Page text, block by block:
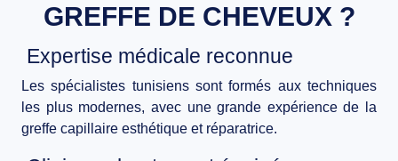
GREFFE DE CHEVEUX ?
Expertise médicale reconnue
Les spécialistes tunisiens sont formés aux techniques
les plus modernes, avec une grande expérience de la
greffe capillaire esthétique et réparatrice.